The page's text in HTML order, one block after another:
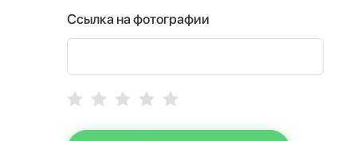
Ссылка на фотографии